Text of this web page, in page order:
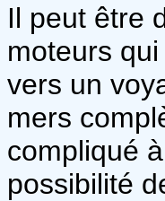
Il peut être
moteurs
vers un
mers
compliqué
possibilité